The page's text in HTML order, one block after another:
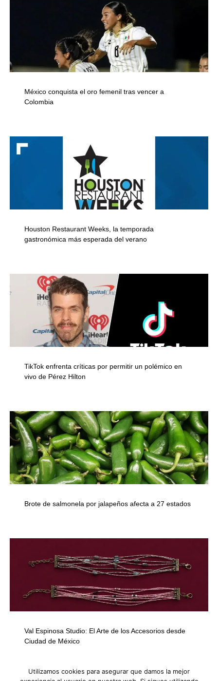
México conquista el oro femenil tras vencer a
Colombia
Houston Restaurant Weeks, la temporada
gastronómica más esperada del verano
TikTok enfrenta críticas por permitir un polémico en
vivo de Pérez Hilton
Brote de salmonela por jalapeños afecta a 27 estados
Val Espinosa Studio: El Arte de los Accesorios desde
Ciudad de México
Utilizamos cookies para asegurar que damos la mejor